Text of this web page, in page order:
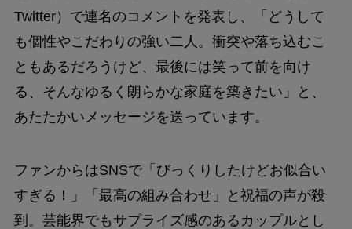
Twitter）で連名のコメントを発表し、「どうして
も個性やこだわりの強い二人。衝突や落ち込むこ
ともあるだろうけど、最後には笑って前を向け
る、そんなゆるく朗らかな家庭を築きたい」と、
あたたかいメッセージを送っています。
ファンからはSNSで「びっくりしたけどお似合い
すぎる！」「最高の組み合わせ」と祝福の声が殺
到。芸能界でもサプライズ感のあるカップルとし